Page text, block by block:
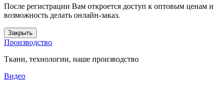
После регистрации Вам откроется доступ к оптовым ценам и
возможность делать онлайн-заказ.
Закрыть
Производство
Ткани, технологии, наше производство
Видео